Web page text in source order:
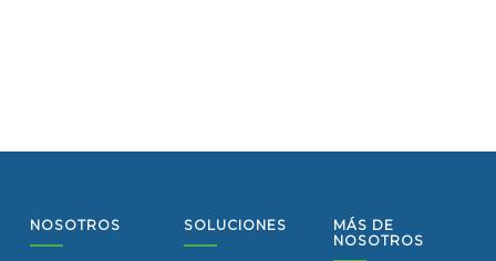
NOSOTROS SOLUCIONES
MÁS DE
NOSOTROS